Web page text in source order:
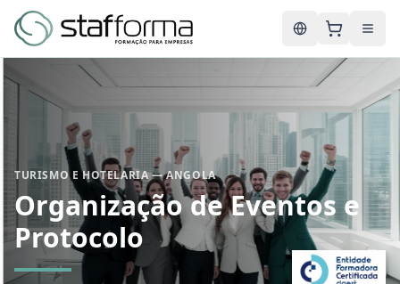
English
TURISMO E HOTELARIA — ANGOLA
Organização de Eventos e
Protocolo